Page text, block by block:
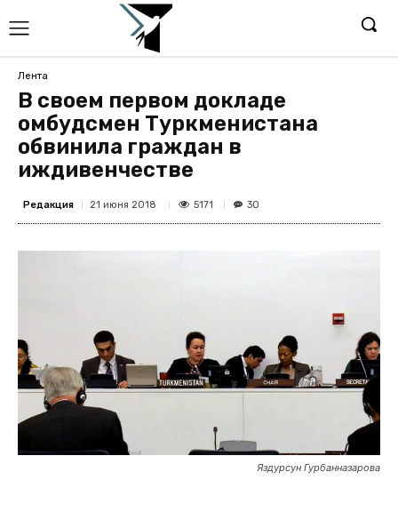
Лента
В своем первом докладе
омбудсмен Туркменистана
обвинила граждан в
иждивенчестве
Редакция 21 июня 2018 5171 30
Яздурсун Гурбанназарова